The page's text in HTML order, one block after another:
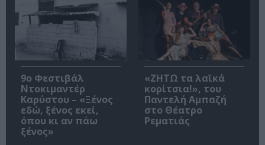
9ο Φεστιβάλ
Ντοκιμαντέρ
Καρύστου – «Ξένος
εδώ, ξένος εκεί,
όπου κι αν πάω
ξένος»
«ΖΗΤΩ τα λαϊκά
κορίτσια!», του
Παντελή Αμπαζή
στο Θέατρο
Ρεματιάς